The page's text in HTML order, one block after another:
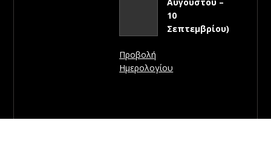
Αυγούστου –
10
Σεπτεμβρίου)